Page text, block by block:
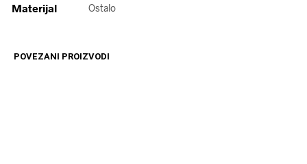
Materijal Ostalo
POVEZANI PROIZVODI